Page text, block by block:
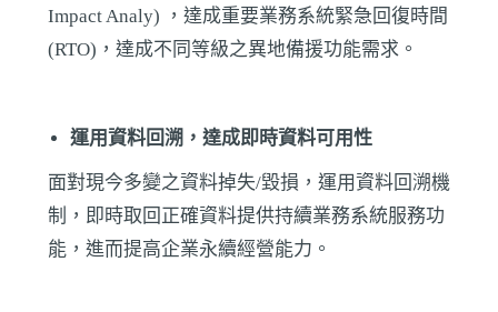
Impact Analy) ，達成重要業務系統緊急回復時間
(RTO)，達成不同等級之異地備援功能需求。
運用資料回溯，達成即時資料可用性
面對現今多變之資料掉失/毀損，運用資料回溯機
制，即時取回正確資料提供持續業務系統服務功
能，進而提高企業永續經營能力。